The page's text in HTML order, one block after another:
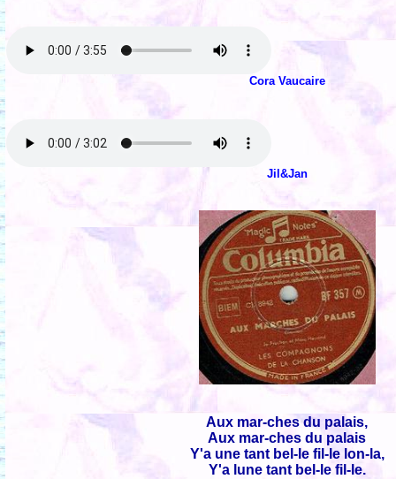
Cora Vaucaire
Jil&Jan
Aux mar-ches du palais,
Aux mar-ches du palais
Y'a une tant bel-le fil-le lon-la,
Y'a lune tant bel-le fil-le.